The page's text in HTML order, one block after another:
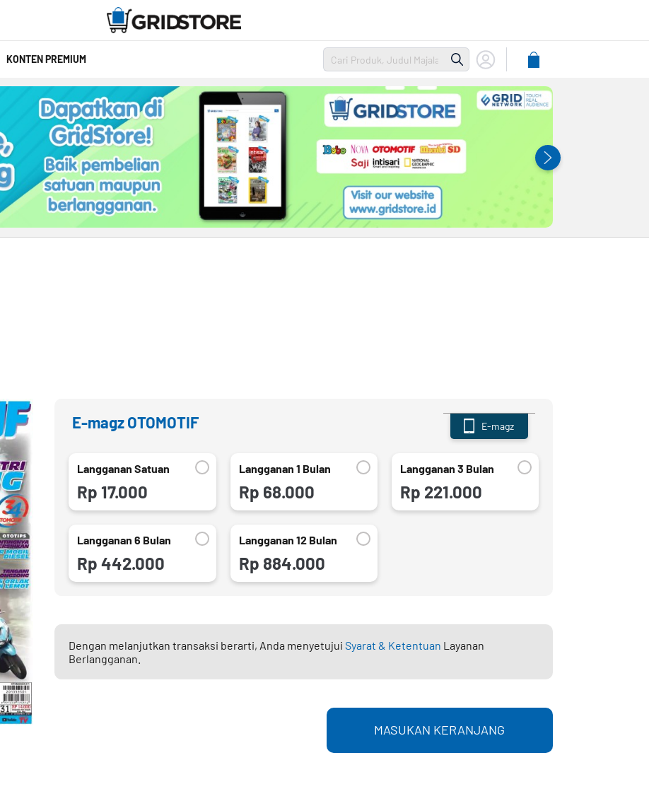
KONTEN PREMIUM
Lihat
E-magz OTOMOTIF E-magz
Langganan Satuan
Rp 17.000
Langganan 1 Bulan
Rp 68.000
Langganan 3 Bulan
Rp 221.000
Langganan 6 Bulan
Rp 442.000
Langganan 12 Bulan
Rp 884.000
Dengan melanjutkan transaksi berarti, Anda menyetujuiSyarat & Ketentuan Layanan
Berlangganan.
MASUKAN KERANJANG